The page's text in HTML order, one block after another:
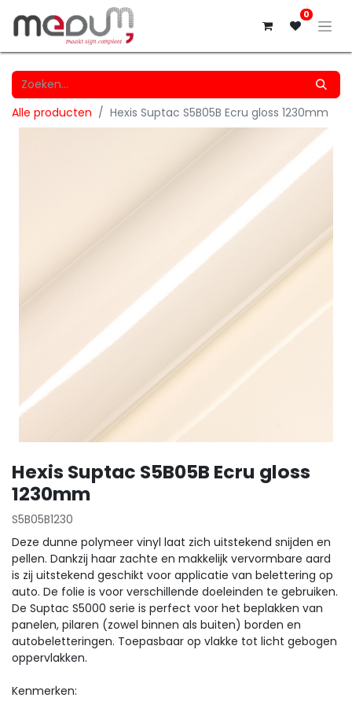
0
Alle producten Hexis Suptac S5B05B Ecru gloss 1230mm
Hexis Suptac S5B05B Ecru gloss
1230mm
S5B05B1230
Deze dunne polymeer vinyl laat zich uitstekend snijden en
pellen. Dankzij haar zachte en makkelijk vervormbare aard
is zij uitstekend geschikt voor applicatie van belettering op
auto. De folie is voor verschillende doeleinden te gebruiken.
De Suptac S5000 serie is perfect voor het beplakken van
panelen, pilaren (zowel binnen als buiten) borden en
autobeletteringen. Toepasbaar op vlakke tot licht gebogen
oppervlakken.
Kenmerken: